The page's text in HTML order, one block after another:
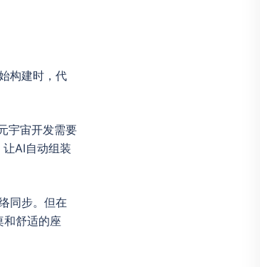
构建时，代
宇宙开发需要
AI自动组装
同步。但在
舒适的座